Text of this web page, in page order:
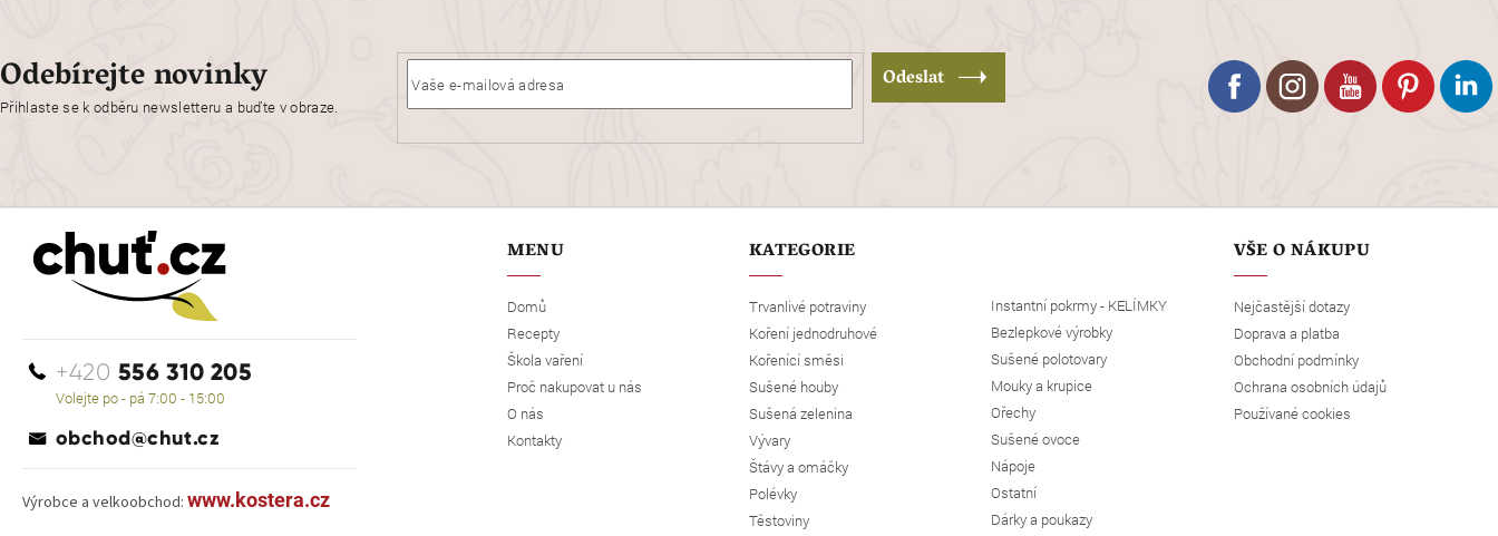
Odebírejte novinky
Přihlaste se k odběru newsletteru a buďte v obraze.
Odeslat
+420 556 310 205
Volejte po - pá 7:00 - 15:00
obchod@chut.cz
Výrobce a velkoobchod: www.kostera.cz
MENU
Domů
Recepty
Škola vaření
Proč nakupovat u nás
O nás
Kontakty
KATEGORIE
Trvanlivé potraviny
Koření jednodruhové
Kořenící směsi
Sušené houby
Sušená zelenina
Vývary
Štávy a omáčky
Polévky
Těstoviny
Instantní pokrmy - KELÍMKY
Bezlepkové výrobky
Sušené polotovary
Mouky a krupice
Ořechy
Sušené ovoce
Nápoje
Ostatní
Dárky a poukazy
VŠE O NÁKUPU
Nejčastější dotazy
Doprava a platba
Obchodní podmínky
Ochrana osobních údajů
Používané cookies